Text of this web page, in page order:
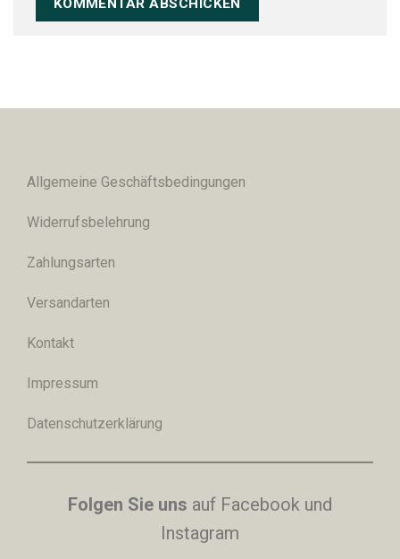
Allgemeine Geschäftsbedingungen
Widerrufsbelehrung
Zahlungsarten
Versandarten
Kontakt
Impressum
Datenschutzerklärung
Folgen Sie uns auf Facebook und
Instagram